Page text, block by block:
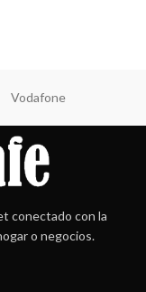
Vodafone
conectado con la
o negocios.